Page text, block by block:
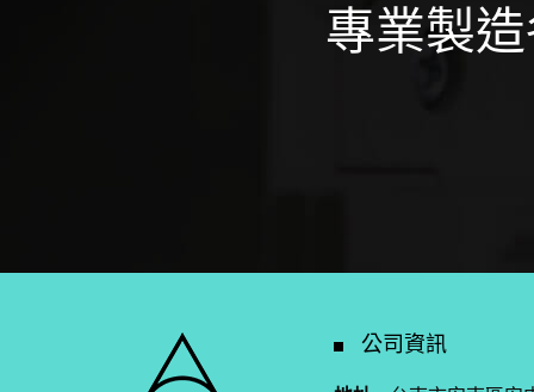
專業製
公司資訊